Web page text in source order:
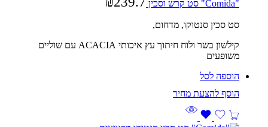
"Comida" סט קרש וסכין
סט סכין סנטוקו, מדחום,
קילשון בשר ולוח חיתוך עץ איכותי ACACIA עם שוליים
משופעים
הוספה לסל